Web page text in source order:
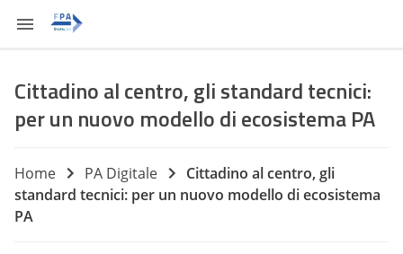
Cittadino al centro, gli standard tecnici:
per un nuovo modello di ecosistema PA
Home PA Digitale
Cittadino al centro, gli
standard tecnici: per un nuovo modello di ecosistema
PA